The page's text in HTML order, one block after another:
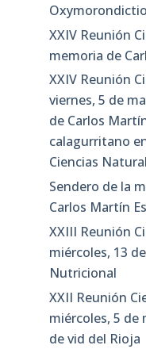
XXIV Reunión
memoria de
XXIV Reunión
viernes, 5 de
de Carlos
calagurritano
Ciencias
Sendero de la
Carlos Martín
XXIII Reunión
miércoles, 13
Nutricional
XXII Reunión
miércoles, 5 de
de vid del Rioja